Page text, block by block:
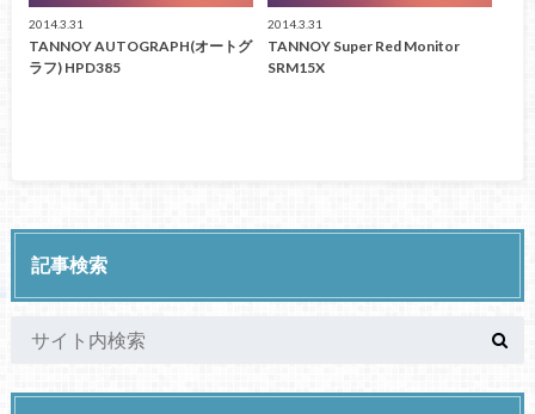
2014.3.31
TANNOY AUTOGRAPH(オートグ
ラフ) HPD385
2014.3.31
TANNOY Super Red Monitor
SRM15X
記事検索